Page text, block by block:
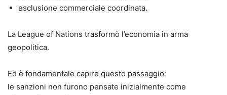
esclusione commerciale coordinata.
La League of Nations trasformò l’economia in arma
geopolitica.
Ed è fondamentale capire questo passaggio:
le sanzioni non furono pensate inizialmente come